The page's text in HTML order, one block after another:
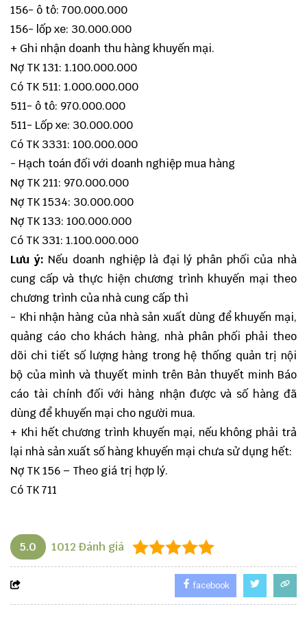
156- ô tô: 700.000.000
156- lốp xe: 30.000.000
+ Ghi nhận doanh thu hàng khuyến mại.
Nợ TK 131: 1.100.000.000
Có TK 511: 1.000.000.000
511- ô tô: 970.000.000
511- Lốp xe: 30.000.000
Có TK 3331: 100.000.000
- Hạch toán đối với doanh nghiệp mua hàng
Nợ TK 211: 970.000.000
Nợ TK 1534: 30.000.000
Nợ TK 133: 100.000.000
Có TK 331: 1.100.000.000
Lưu ý: Nếu doanh nghiệp là đại lý phân phối của nhà
cung cấp và thực hiện chương trình khuyến mại theo
chương trình của nhà cung cấp thì
- Khi nhận hàng của nhà sản xuất dùng để khuyến mại,
quảng cáo cho khách hàng, nhà phân phối phải theo
dõi chi tiết số lượng hàng trong hệ thống quản trị nội
bộ của mình và thuyết minh trên Bản thuyết minh Báo
cáo tài chính đối với hàng nhận được và số hàng đã
dùng để khuyến mại cho người mua.
+ Khi hết chương trình khuyến mại, nếu không phải trả
lại nhà sản xuất số hàng khuyến mại chưa sử dụng hết:
Nợ TK 156 – Theo giá trị hợp lý.
Có TK 711
5.0 1012 Đánh giá
facebook